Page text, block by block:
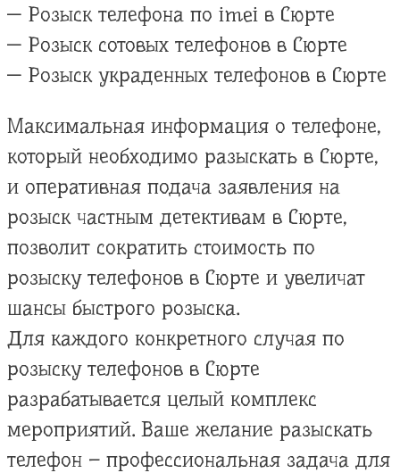
— Розыск телефона по imei в Сюрте
— Розыск сотовых телефонов в Сюрте
— Розыск украденных телефонов в Сюрте
Максимальная информация о телефоне,
который необходимо разыскать в Сюрте,
и оперативная подача заявления на
розыск частным детективам в Сюрте,
позволит сократить стоимость по
розыску телефонов в Сюрте и увеличат
шансы быстрого розыска.
Для каждого конкретного случая по
розыску телефонов в Сюрте
разрабатывается целый комплекс
мероприятий. Ваше желание разыскать
телефон – профессиональная задача для